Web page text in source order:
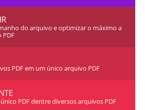
do arquivo e optimizar o máximo a
PDF
PDF em um único arquivo PDF
PDF dentre diversos arquivos PDF